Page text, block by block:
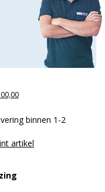
binnen 1-2
artikel